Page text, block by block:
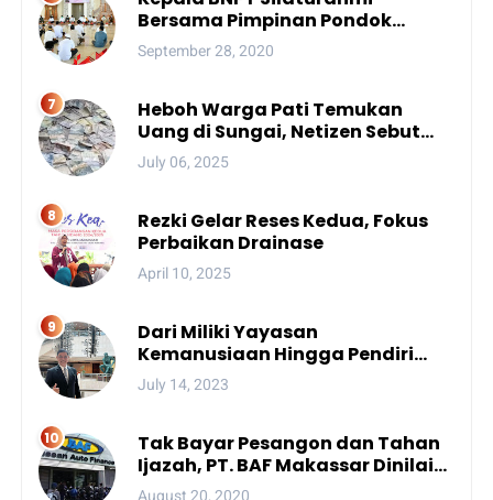
Bersama Pimpinan Pondok
Pesantren Se-Sulsel
September 28, 2020
Heboh Warga Pati Temukan
Uang di Sungai, Netizen Sebut
Fenomena Aneh
July 06, 2025
Rezki Gelar Reses Kedua, Fokus
Perbaikan Drainase
April 10, 2025
Dari Miliki Yayasan
Kemanusiaan Hingga Pendiri
Unhan, Begini Profil Bro Rivai
Putra Sulsel Yang Promosi
July 14, 2023
Tak Bayar Pesangon dan Tahan
Ijazah, PT. BAF Makassar Dinilai
Wajib Dibekukan
August 20, 2020